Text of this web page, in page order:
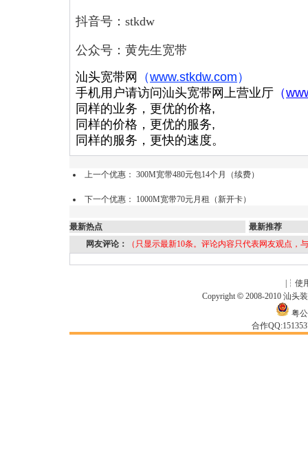
抖音号：stkdw
公众号：黄先生宽带
汕头宽带网
（www.stkdw.com ）
手机用户请访问汕头宽带网上营业厅 （
同样的业务，更优的价格,
同样的价格，更优的服务,
同样的服务，更快的速度。
上一个优惠： 300M宽带480元包14个月（续费）
下一个优惠： 1000M宽带70元月租（新开卡）
最新热点
最新推荐
网友评论：
（只显示最新10条。评论内容只代表网友观点，
|┆ 使
Copyright © 2008-2010 汕头
粤
合作